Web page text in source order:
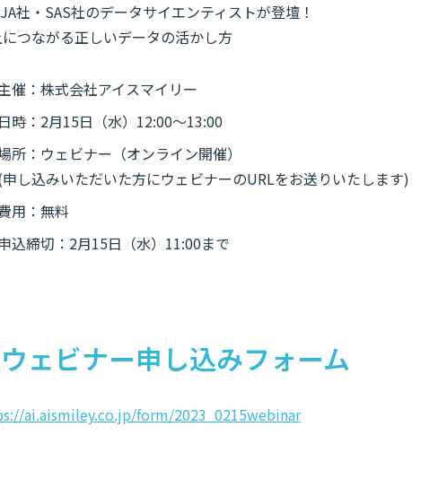
社・SAS社のデータサイエンティストが登壇！
つながる正しいデータの活かし方
催：株式会社アイスマイリー
日時：2月15日（水）12:00～13:00
所：ウェビナー（オンライン開催）
し込みいただいた方にウェビナーのURLをお送りいたします)
用：無料
込締切：2月15日（水）11:00まで
ェビナー申し込みフォーム
ai.aismiley.co.jp/form/2023_0215webinar